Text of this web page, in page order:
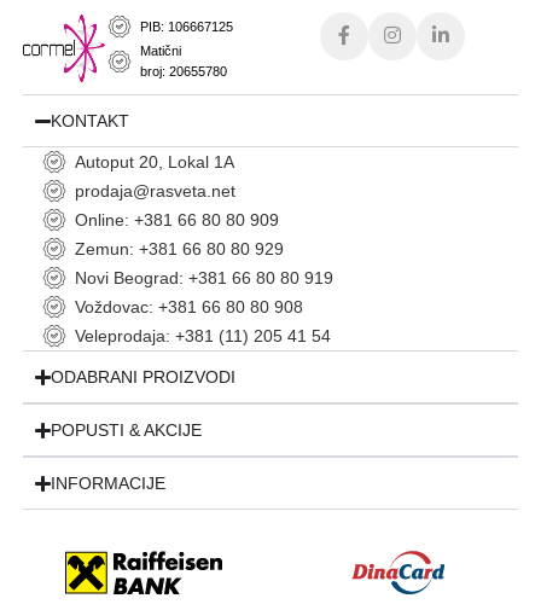
PIB: 106667125
Matični
broj: 20655780
KONTAKT
Autoput 20, Lokal 1A
prodaja@rasveta.net
Online: +381 66 80 80 909
Zemun: +381 66 80 80 929
Novi Beograd: +381 66 80 80 919
Voždovac: +381 66 80 80 908
Veleprodaja: +381 (11) 205 41 54
ODABRANI PROIZVODI
POPUSTI & AKCIJE
INFORMACIJE